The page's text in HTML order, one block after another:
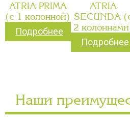
ATRIA PRIMA
(с 1 колонной)
Подробнее
ATRIA
SECUNDA
2
Подробнее
Наши